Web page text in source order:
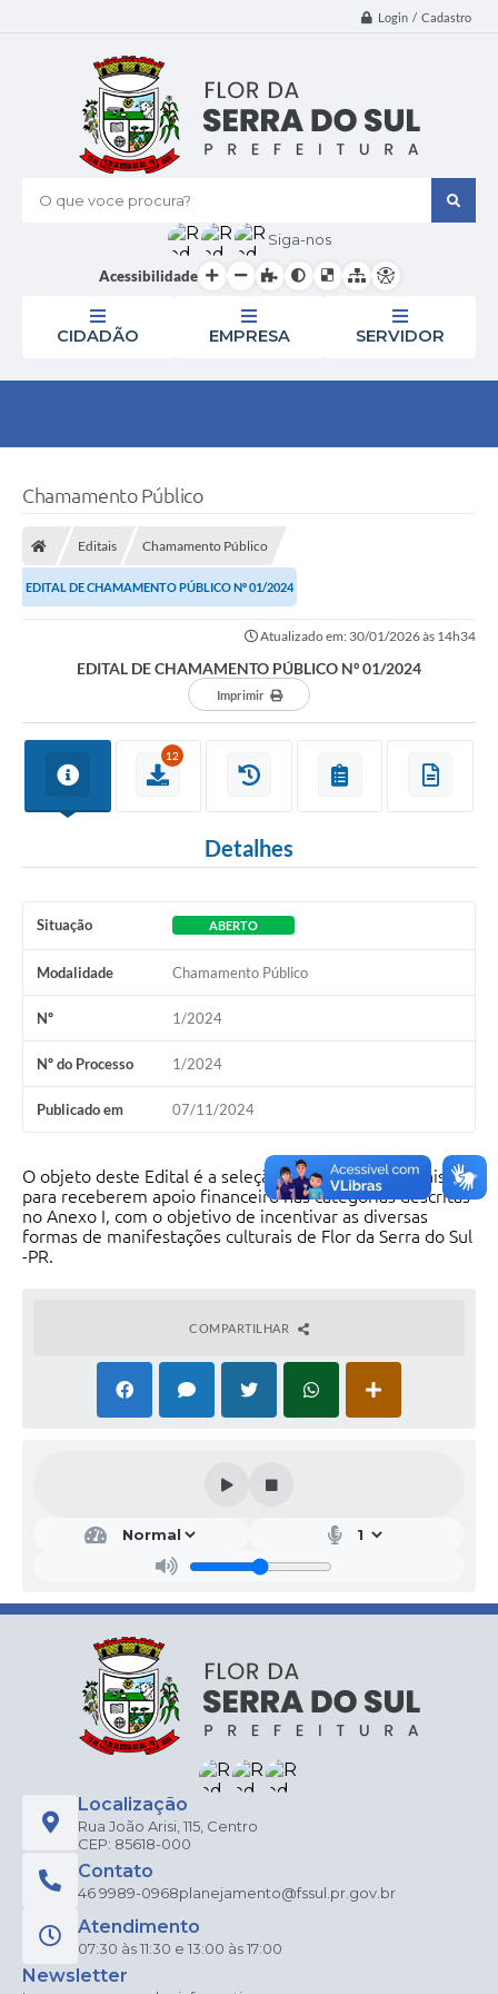
Login / Cadastro
O que voce procura?
Siga-nos
Acessibilidade
CIDADÃO EMPRESA SERVIDOR
Chamamento Público
Editais Chamamento Público
EDITAL DE CHAMAMENTO PÚBLICO Nº 01/2024
Atualizado em: 30/01/2026 às 14h34
EDITAL DE CHAMAMENTO PÚBLICO Nº 01/2024
Imprimir
12
Detalhes
Situação ABERTO
Modalidade Chamamento Público
Nº 1/2024
Nº do Processo 1/2024
Publicado em 07/11/2024
O objeto deste Edital é a seleção de projetos culturais
para receberem apoio financeiro nas categorias descritas
no Anexo I, com o objetivo de incentivar as diversas
formas de manifestações culturais de Flor da Serra do Sul
-PR.
COMPARTILHAR
Localização
Rua João Arisi, 115, Centro
CEP: 85618-000
Contato
46 9989-0968planejamento@fssul.pr.gov.br
Atendimento
07:30 às 11:30 e 13:00 às 17:00
Newsletter